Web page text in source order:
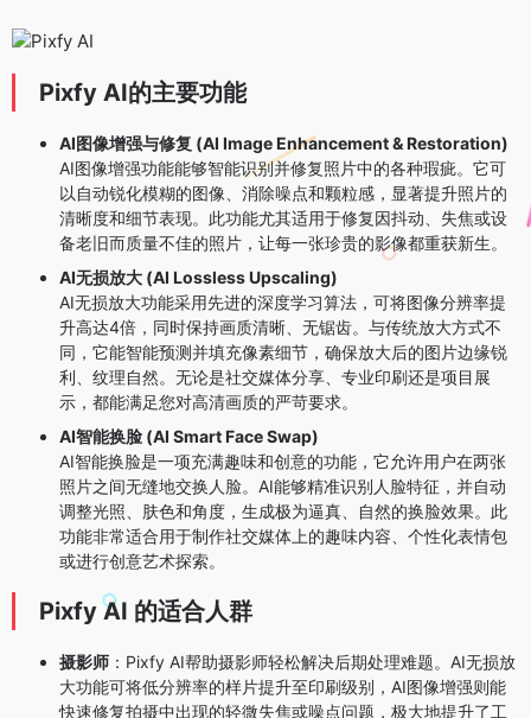
Pixfy AI的主要功能
AI图像增强与修复 (AI Image Enhancement & Restoration)
AI图像增强功能能够智能识别并修复照片中的各种瑕疵。它可
以自动锐化模糊的图像、消除噪点和颗粒感，显著提升照片的
清晰度和细节表现。此功能尤其适用于修复因抖动、失焦或设
备老旧而质量不佳的照片，让每一张珍贵的影像都重获新生。
AI无损放大 (AI Lossless Upscaling)
AI无损放大功能采用先进的深度学习算法，可将图像分辨率提
升高达4倍，同时保持画质清晰、无锯齿。与传统放大方式不
同，它能智能预测并填充像素细节，确保放大后的图片边缘锐
利、纹理自然。无论是社交媒体分享、专业印刷还是项目展
示，都能满足您对高清画质的严苛要求。
AI智能换脸 (AI Smart Face Swap)
AI智能换脸是一项充满趣味和创意的功能，它允许用户在两张
照片之间无缝地交换人脸。AI能够精准识别人脸特征，并自动
调整光照、肤色和角度，生成极为逼真、自然的换脸效果。此
功能非常适合用于制作社交媒体上的趣味内容、个性化表情包
或进行创意艺术探索。
Pixfy AI 的适合人群
摄影师 ：Pixfy AI帮助摄影师轻松解决后期处理难题。AI无损放
大功能可将低分辨率的样片提升至印刷级别，AI图像增强则能
快速修复拍摄中出现的轻微失焦或噪点问题，极大地提升了工